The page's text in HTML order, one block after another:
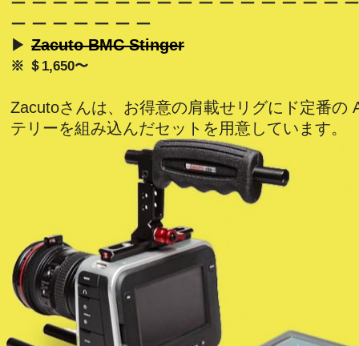
ー ー ー ー ー ー ー
▶ Zacuto BMC Stinger
※ ＄1,650〜
Zacutoさんは、お得意の肩載せリグにド定番の
テリーを組み込んだセットを用意しています。